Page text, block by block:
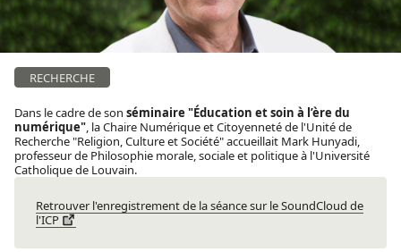
RECHERCHE
Dans le cadre de son séminaire "Éducation et soin à l’ère du
numérique", la Chaire Numérique et Citoyenneté de l'Unité de
Recherche "Religion, Culture et Société" accueillait Mark Hunyadi,
professeur de Philosophie morale, sociale et politique à l'Université
Catholique de Louvain.
Retrouver l'enregistrement de la séance sur le SoundCloud de
l'ICP